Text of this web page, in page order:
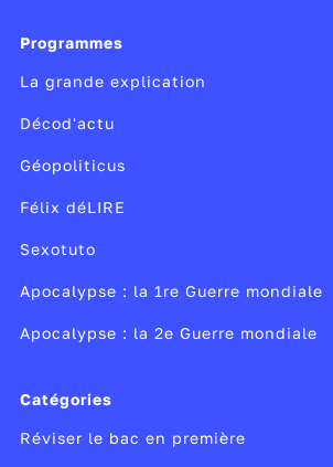
Programmes
La grande explication
Décod'actu
Géopoliticus
Félix déLIRE
Sexotuto
Apocalypse : la 1re Guerre mondiale
Apocalypse : la 2e Guerre mondiale
Catégories
Réviser le bac en première